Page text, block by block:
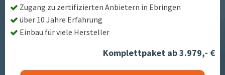
Zugang zu zertifizierten Anbietern in Ebringen
über 10 Jahre Erfahrung
Einbau für viele Hersteller
Komplettpaket ab 3.979,- €